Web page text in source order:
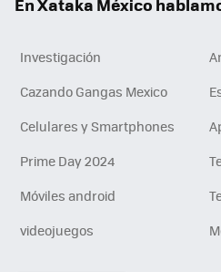
Investigación
Cazando Gangas Mexico
Celulares y Smartphones
Prime Day 2024
Móviles android
videojuegos